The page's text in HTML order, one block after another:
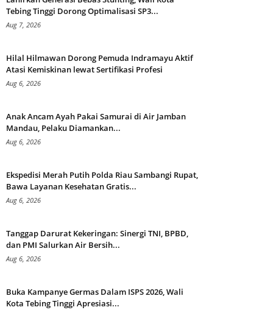
Tebing Tinggi Dorong Optimalisasi SP3...
Aug 7, 2026
Hilal Hilmawan Dorong Pemuda Indramayu Aktif
Atasi Kemiskinan lewat Sertifikasi Profesi
Aug 6, 2026
Anak Ancam Ayah Pakai Samurai di Air Jamban
Mandau, Pelaku Diamankan...
Aug 6, 2026
Ekspedisi Merah Putih Polda Riau Sambangi Rupat,
Bawa Layanan Kesehatan Gratis...
Aug 6, 2026
Tanggap Darurat Kekeringan: Sinergi TNI, BPBD,
dan PMI Salurkan Air Bersih...
Aug 6, 2026
Buka Kampanye Germas Dalam ISPS 2026, Wali
Kota Tebing Tinggi Apresiasi...